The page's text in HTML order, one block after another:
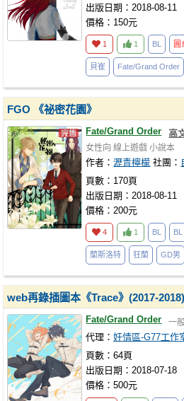
出版日期：2018-08-11
價格：150元
1 1 BL 圓
貝崔 Fate/Grand Order
FGO 《祕密花園》
Fate/Grand Order 高
女性向 線上遊戲 小說本
作者：瀝青檸檬 社團：
頁數：170頁
出版日期：2018-08-11
價格：200元
4 1 BL BL
蘭斯洛特 狂蘭 GD男
web再錄插圖本《Trace》(2017-2018)
Fate/Grand Order 一
代理：奸情區-G77工作
頁數：64頁
出版日期：2018-07-18
價格：500元